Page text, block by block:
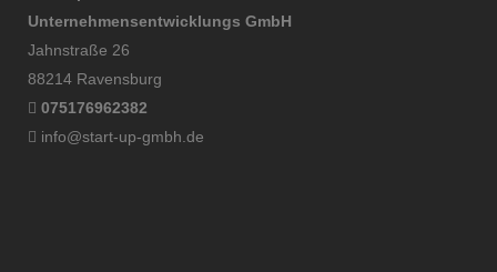
Unternehmensentwicklungs GmbH
Jahnstraße 26
88214 Ravensburg
075176962382
info@start-up-gmbh.de